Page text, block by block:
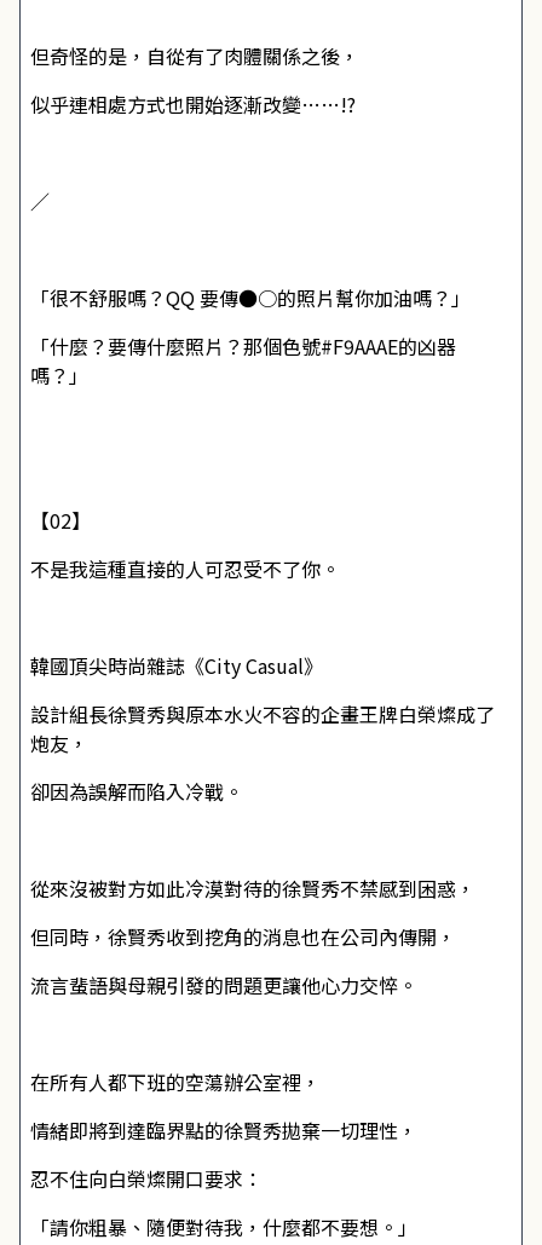
但奇怪的是，自從有了肉體關係之後，
似乎連相處方式也開始逐漸改變……!?
／
「很不舒服嗎？QQ 要傳●○的照片幫你加油嗎？」
「什麼？要傳什麼照片？那個色號#F9AAAE的凶器
嗎？」
【02】
不是我這種直接的人可忍受不了你。
韓國頂尖時尚雜誌《City Casual》
設計組長徐賢秀與原本水火不容的企畫王牌白榮燦成了
炮友，
卻因為誤解而陷入冷戰。
從來沒被對方如此冷漠對待的徐賢秀不禁感到困惑，
但同時，徐賢秀收到挖角的消息也在公司內傳開，
流言蜚語與母親引發的問題更讓他心力交悴。
在所有人都下班的空蕩辦公室裡，
情緒即將到達臨界點的徐賢秀拋棄一切理性，
忍不住向白榮燦開口要求：
「請你粗暴、隨便對待我，什麼都不要想。」